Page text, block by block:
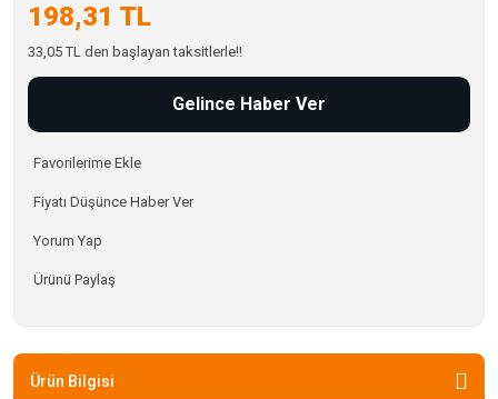
198,31 TL
33,05 TL den başlayan taksitlerle!!
Gelince Haber Ver
Fiyatı Düşünce Haber Ver
Yorum Yap
Ürünü Paylaş
Ürün Bilgisi